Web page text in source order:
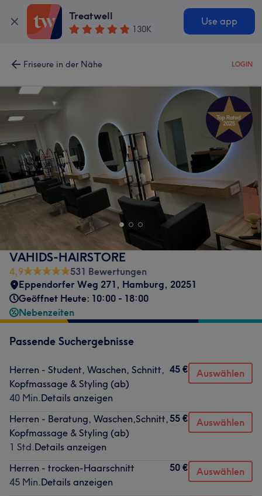
Treatwell
130K
Use app
Friseure in der Nähe LOGIN
VAHIDS-HAIRSTORE
4,9
531 Bewertungen
Eppendorfer Weg 271, Hamburg, 20251
Geöffnet Heute: 10:00 - 18:00
Nebenzeiten
Passende Suchergebnisse
Herren - Student, Waschen, Schnitt,
Kopfmassage & Styling (ab)
40 Min.Details anzeigen
45 € Auswählen
Herren - Beratung, Waschen,Schnitt,
Kopfmassage & Styling (ab)
1 Std.Details anzeigen
55 € Auswählen
Herren - trocken-Haarschnitt
45 Min.Details anzeigen
50 € Auswählen